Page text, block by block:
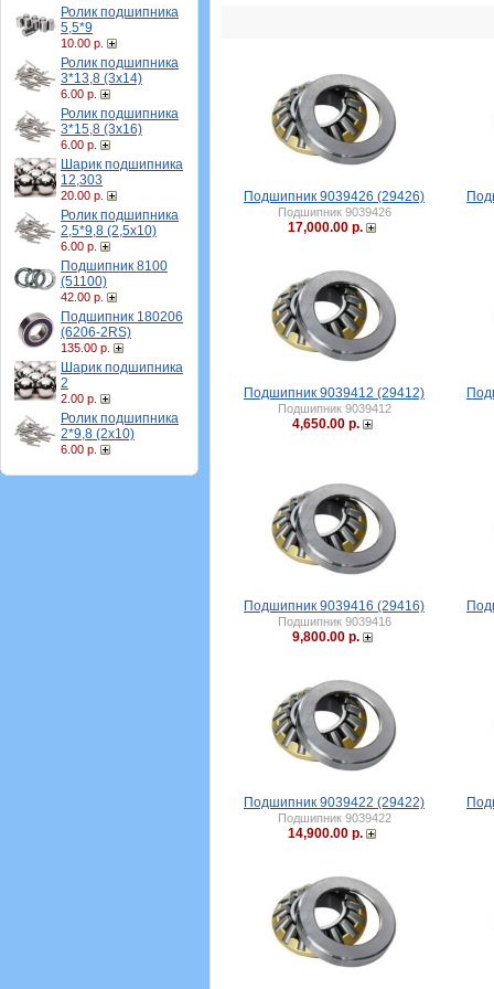
Ролик подшипника
5,5*9
10.00 р.
Ролик подшипника
3*13,8 (3х14)
6.00 р.
Ролик подшипника
3*15,8 (3х16)
6.00 р.
Шарик подшипника
12,303
20.00 р.
Ролик подшипника
2,5*9,8 (2,5х10)
6.00 р.
Подшипник 8100
(51100)
42.00 р.
Подшипник 180206
(6206-2RS)
135.00 р.
Шарик подшипника
2
2.00 р.
Ролик подшипника
2*9,8 (2х10)
6.00 р.
Подшипник 9039426 (29426)
Подшипник 9039426
17,000.00 р.
Подшипник 9039412 (29412)
Подшипник 9039412
4,650.00 р.
Подшипник 9039416 (29416)
Подшипник 9039416
9,800.00 р.
Подшипник 9039422 (29422)
Подшипник 9039422
14,900.00 р.